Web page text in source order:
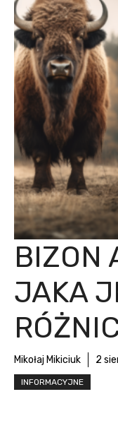
BIZON
JAKA
Mikołaj Mikiciuk 2
INFORMACYJNE